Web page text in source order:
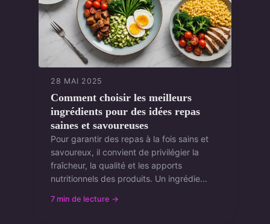
28 MAI 2025
Comment choisir les meilleurs
ingrédients pour des idées repas
saines et savoureuses
Pour garantir des repas à la fois sains et
savoureux, il convient de privilégier la
fraîcheur, la qualité et les apports
nutritionnels des produits. Un ingrédie...
7 min de lecture →